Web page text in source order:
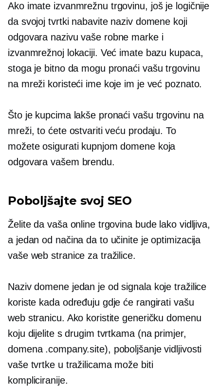
Ako imate izvanmrežnu trgovinu, još je logičnije
da svojoj tvrtki nabavite naziv domene koji
odgovara nazivu vaše robne marke i
izvanmrežnoj lokaciji. Već imate bazu kupaca,
stoga je bitno da mogu pronaći vašu trgovinu
na mreži koristeći ime koje im je već poznato.
Što je kupcima lakše pronaći vašu trgovinu na
mreži, to ćete ostvariti veću prodaju. To
možete osigurati kupnjom domene koja
odgovara vašem brendu.
Poboljšajte svoj SEO
Želite da vaša online trgovina bude lako vidljiva,
a jedan od načina da to učinite je optimizacija
vaše web stranice za tražilice.
Naziv domene jedan je od signala koje tražilice
koriste kada određuju gdje će rangirati vašu
web stranicu. Ako koristite generičku domenu
koju dijelite s drugim tvrtkama (na primjer,
domena .company.site), poboljšanje vidljivosti
vaše tvrtke u tražilicama može biti
kompliciranije.